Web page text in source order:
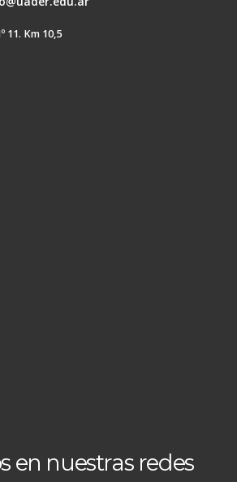
11. Km 10,5
en nuestras redes